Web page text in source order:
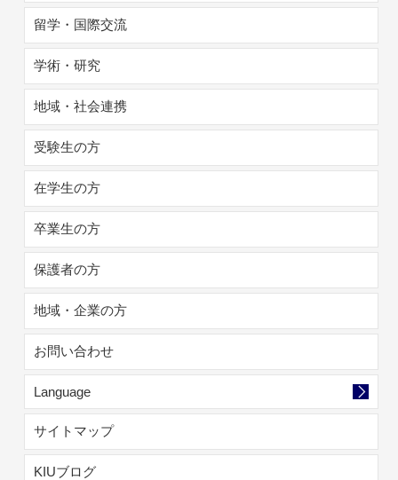
留学・国際交流
学術・研究
地域・社会連携
受験生の方
在学生の方
卒業生の方
保護者の方
地域・企業の方
お問い合わせ
Language
サイトマップ
KIUブログ